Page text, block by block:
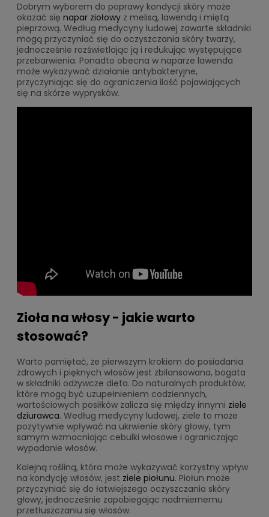
Dobrym wyborem do poprawy kondycji skóry może
okazać się napar ziołowy z melisą, lawendą i miętą
pieprzową. Według medycyny ludowej zawarte składniki
mogą przyczyniać się do oczyszczania skóry twarzy,
jednocześnie rozświetlając ją i redukując występujące
przebarwienia. Ponadto obecna w naparze lawenda
może wykazywać działanie antybakteryjne,
przyczyniając się do ograniczenia ilość pojawiających
się na skórze wyprysków.
Zioła na włosy - jakie warto
stosować?
Warto pamiętać, że pierwszym krokiem do posiadania
zdrowych i pięknych włosów jest zbilansowana, bogata
w składniki odżywcze dieta. Do naturalnych produktów,
które mogą być uzupełnieniem codziennych,
wartościowych posiłków zalicza się między innymi ziele
dziurawca. Według medycyny ludowej, ziele to może
pozytywnie wpływać na ukrwienie skóry głowy, tym
samym wzmacniając cebulki włosowe i ograniczając
wypadanie włosów.
Kolejną rośliną, która może wykazywać korzystny wpływ
na kondycję włosów, jest ziele piołunu. Piołun może
przyczyniać się do łatwiejszego oczyszczania skóry
głowy, jednocześnie zapobiegając nadmiernemu
przetłuszczaniu się włosów.